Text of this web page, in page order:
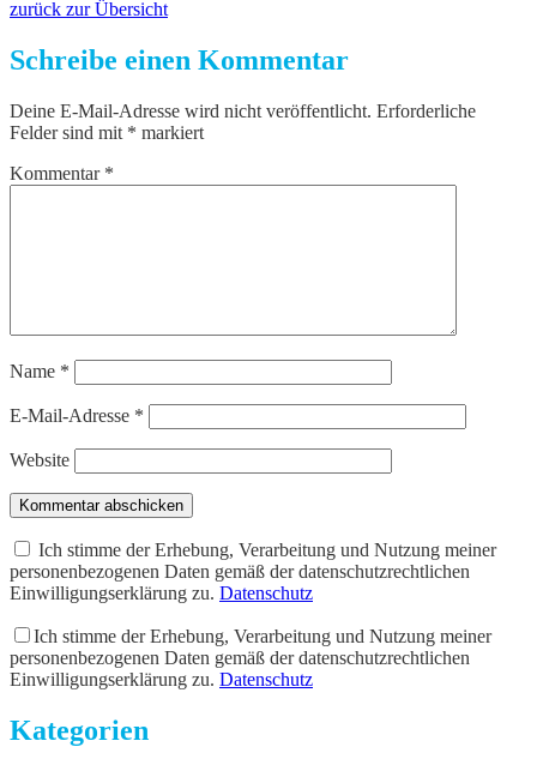
zurück zur Übersicht
Schreibe einen Kommentar
Deine E-Mail-Adresse wird nicht veröffentlicht. Erforderliche
Felder sind mit * markiert
Kommentar *
Name *
E-Mail-Adresse *
Website
Kommentar abschicken
Ich stimme der Erhebung, Verarbeitung und Nutzung meiner
personenbezogenen Daten gemäß der datenschutzrechtlichen
Einwilligungserklärung zu. Datenschutz
Ich stimme der Erhebung, Verarbeitung und Nutzung meiner
personenbezogenen Daten gemäß der datenschutzrechtlichen
Einwilligungserklärung zu. Datenschutz
Kategorien